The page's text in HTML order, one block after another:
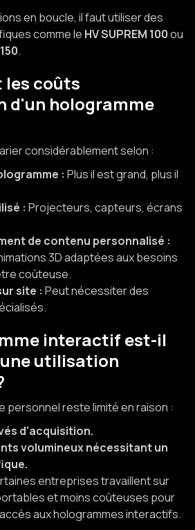
en boucle, il faut utiliser des
comme le HV SUPREM 100ou
.
les coûts
d'un hologramme
considérablement selon :
: Plus il est grand, plus il
: Projecteurs, capteurs, écrans
de contenu personnalisé :
3D adaptées aux besoins
coûteuse.
site : Peut nécessiter des
interactif est-il
utilisation
personnel reste limité en raison :
d'acquisition.
volumineux nécessitant un
entreprises travaillent sur
et moins coûteuses pour
aux hologrammes interactifs.